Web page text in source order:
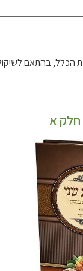
הכלל, בהתאם
חלק א